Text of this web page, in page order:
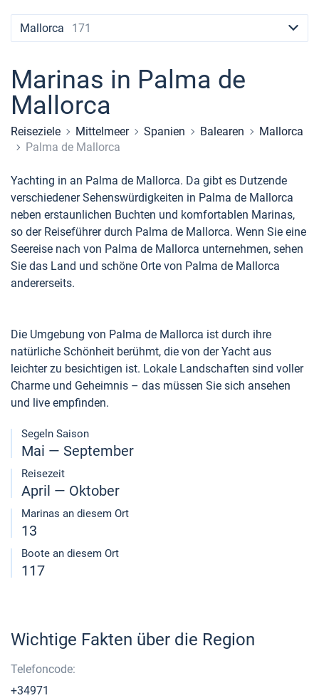
Bahamas
Korfu
Region Mugla
Marina Kastela
ACI Dubrovnik
Veruda
Excess
Lagoon
Bali
Fountaine Pajot
Bali 4.2
Bali 4.6
Bali 5.4
Astrea 42
Oceanis 46.1
Oceanis 51.1
Jeanneau 54
Sun Odyssey 440
Dufour 46 GL
Amalfi
Bodrum
Martinique
St Lucia
Mallorca 171
Marinas in Palma de
Mallorca
Reiseziele Mittelmeer Spanien Balearen
Mallorca
Palma de Mallorca
Yachting in an Palma de Mallorca. Da gibt es Dutzende
verschiedener Sehenswürdigkeiten in Palma de Mallorca
neben erstaunlichen Buchten und komfortablen Marinas,
so der Reiseführer durch Palma de Mallorca. Wenn Sie eine
Seereise nach von Palma de Mallorca unternehmen, sehen
Sie das Land und schöne Orte von Palma de Mallorca
andererseits.
Die Umgebung von Palma de Mallorca ist durch ihre
natürliche Schönheit berühmt, die von der Yacht aus
leichter zu besichtigen ist. Lokale Landschaften sind voller
Charme und Geheimnis – das müssen Sie sich ansehen
und live empfinden.
Segeln Saison
Mai — September
Reisezeit
April — Oktober
Marinas an diesem Ort
13
Boote an diesem Ort
117
Wichtige Fakten über die Region
Telefoncode:
+34971